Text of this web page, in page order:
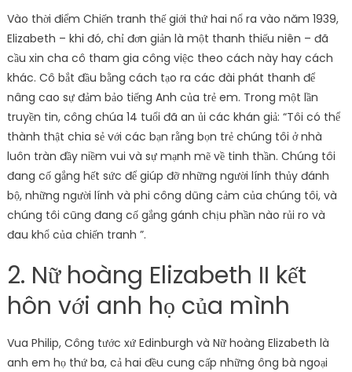
Vào thời điểm Chiến tranh thế giới thứ hai nổ ra vào năm 1939,
Elizabeth – khi đó, chỉ đơn giản là một thanh thiếu niên – đã
cầu xin cha cô tham gia công việc theo cách này hay cách
khác. Cô bắt đầu bằng cách tạo ra các đài phát thanh để
nâng cao sự đảm bảo tiếng Anh của trẻ em. Trong một lần
truyền tin, công chúa 14 tuổi đã an ủi các khán giả: “Tôi có thể
thành thật chia sẻ với các bạn rằng bọn trẻ chúng tôi ở nhà
luôn tràn đầy niềm vui và sự mạnh mẽ về tinh thần. Chúng tôi
đang cố gắng hết sức để giúp đỡ những người lính thủy đánh
bộ, những người lính và phi công dũng cảm của chúng tôi, và
chúng tôi cũng đang cố gắng gánh chịu phần nào rủi ro và
đau khổ của chiến tranh ”.
2. Nữ hoàng Elizabeth II kết
hôn với anh họ của mình
Vua Philip, Công tước xứ Edinburgh và Nữ hoàng Elizabeth là
anh em họ thứ ba, cả hai đều cung cấp những ông bà ngoại